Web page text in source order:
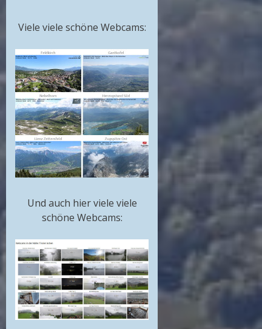
Viele viele schöne Webcams:
Und auch hier viele viele
schöne Webcams: